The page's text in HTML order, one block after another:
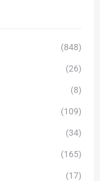
(848)
(26)
(8)
(109)
(34)
(165)
(17)